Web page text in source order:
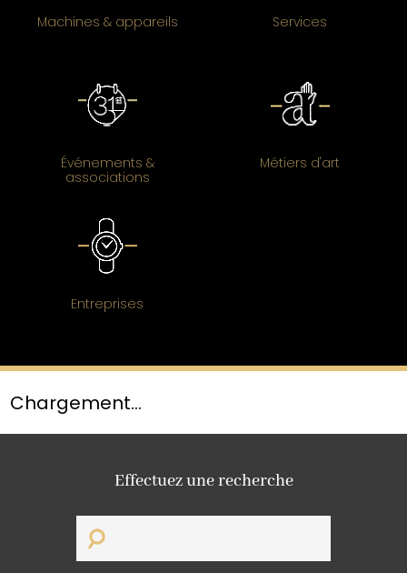
Machines & appareils Services
Événements &
associations
Métiers d'art
Entreprises
Chargement...
Effectuez une recherche